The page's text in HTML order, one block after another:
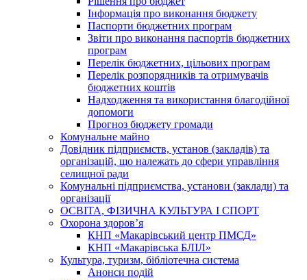
Інформація про виконання бюджету
Паспорти бюджетних програм
Звіти про виконання паспортів бюджетних
програм
Перелік бюджетних, цільових програм
Перелік розпорядників та отримувачів
бюджетних коштів
Надходження та використання благодійної
допомоги
Прогноз бюджету громади
Комунальне майно
Довідник підприємств, установ (закладів) та
організацій, що належать до сфери управління
селищної ради
Комунальні підприємства, установи (заклади) та
організації
ОСВІТА, ФІЗИЧНА КУЛЬТУРА І СПОРТ
Охорона здоров’я
КНП «Макарівський центр ПМСД»
КНП «Макарівська БЛІЛ»
Культура, туризм, бібліотечна система
Анонси подій